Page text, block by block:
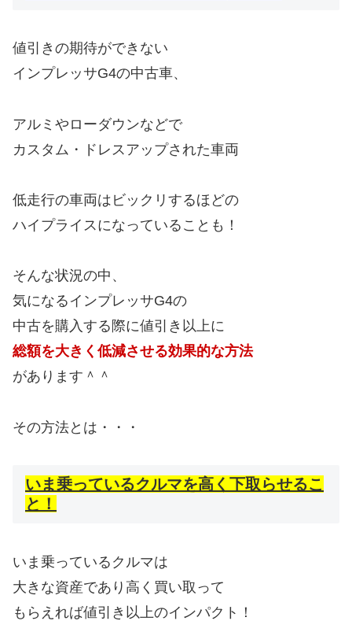
値引きの期待ができない
インプレッサG4の中古車、
アルミやローダウンなどで
カスタム・ドレスアップされた車両
低走行の車両はビックリするほどの
ハイプライスになっていることも！
そんな状況の中、
気になるインプレッサG4の
中古を購入する際に値引き以上に
総額を大きく低減させる効果的な方法
があります＾＾
その方法とは・・・
いま乗っているクルマを高く下取らせるこ
と！
いま乗っているクルマは
大きな資産であり高く買い取って
もらえれば値引き以上のインパクト！